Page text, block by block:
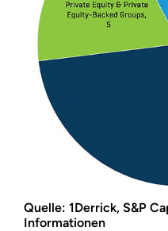
Quelle: 1Derrick, S&P
Informationen